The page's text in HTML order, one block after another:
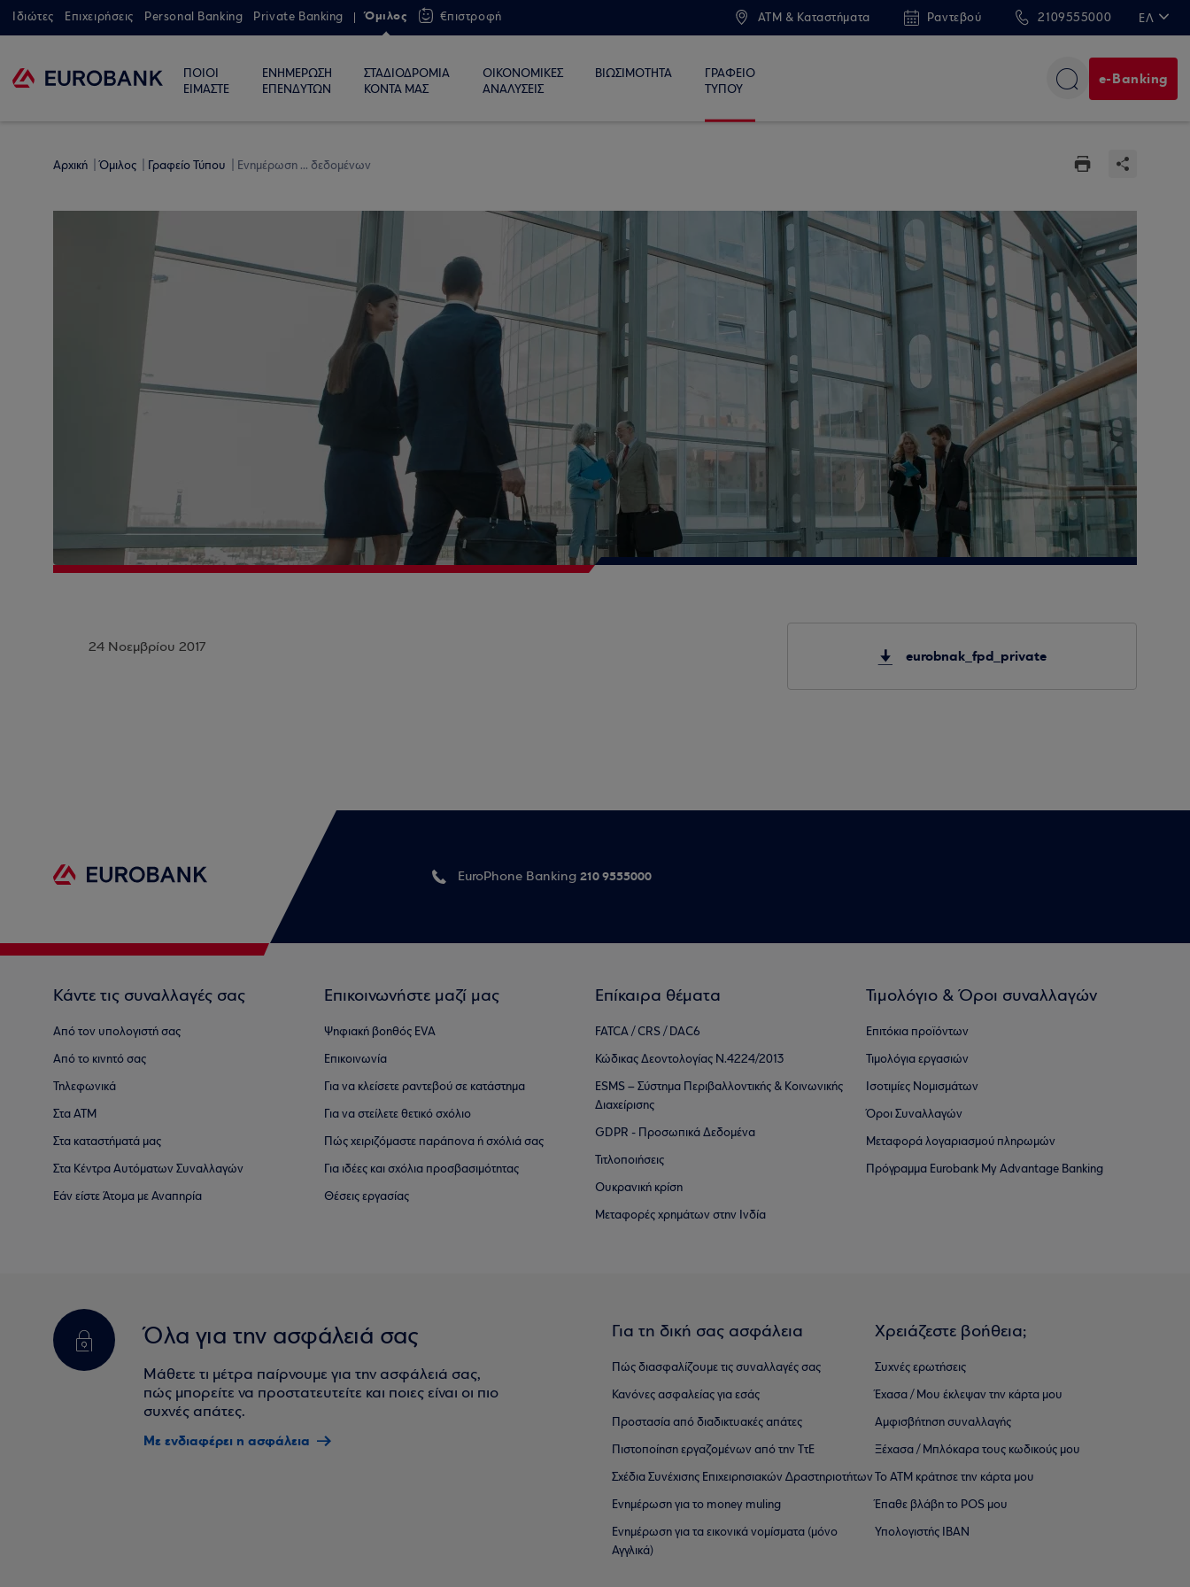
Ιδιώτες Επιχειρήσεις Personal Banking Private Banking Όμιλος €πιστροφή ATM & Καταστήματα Ραντεβού 2109555000 ΕΛ
ΠΟΙΟΙ
ΕΙΜΑΣΤΕ
ΕΝΗΜΕΡΩΣΗ
ΕΠΕΝΔΥΤΩΝ
ΣΤΑΔΙΟΔΡΟΜΙΑ
ΚΟΝΤΑ ΜΑΣ
ΟΙΚΟΝΟΜΙΚΕΣ
ΑΝΑΛΥΣΕΙΣ
ΒΙΩΣΙΜΟΤΗΤΑ
ΓΡΑΦΕΙΟ
ΤΥΠΟΥ
e-Banking
Αρχική Όμιλος Γραφείο Τύπου Ενημέρωση ... δεδομένων
24 Νοεμβρίου 2017 eurobnak_fpd_private
EuroPhone Banking 210 9555000
Κάντε τις συναλλαγές σας
Από τον υπολογιστή σας
Από το κινητό σας
Τηλεφωνικά
Στα ΑΤΜ
Στα καταστήματά μας
Στα Κέντρα Αυτόματων Συναλλαγών
Εάν είστε Άτομα με Αναπηρία
Επικοινωνήστε μαζί μας
Ψηφιακή βοηθός EVA
Επικοινωνία
Για να κλείσετε ραντεβού σε κατάστημα
Για να στείλετε θετικό σχόλιο
Πώς χειριζόμαστε παράπονα ή σχόλιά σας
Για ιδέες και σχόλια προσβασιμότητας
Θέσεις εργασίας
Επίκαιρα θέματα
FATCA / CRS / DAC6
Κώδικας Δεοντολογίας Ν.4224/2013
ESMS – Σύστημα Περιβαλλοντικής & Κοινωνικής
Διαχείρισης
GDPR - Προσωπικά Δεδομένα
Τιτλοποιήσεις
Ουκρανική κρίση
Μεταφορές χρημάτων στην Ινδία
Τιμολόγιο & Όροι συναλλαγών
Επιτόκια προϊόντων
Τιμολόγια εργασιών
Ισοτιμίες Νομισμάτων
Όροι Συναλλαγών
Μεταφορά λογαριασμού πληρωμών
Πρόγραμμα Eurobank My Advantage Banking
Όλα για την ασφάλειά σας
Μάθετε τι μέτρα παίρνουμε για την ασφάλειά σας,
πώς μπορείτε να προστατευτείτε και ποιες είναι οι πιο
συχνές απάτες.
Με ενδιαφέρει η ασφάλεια
Για τη δική σας ασφάλεια
Πώς διασφαλίζουμε τις συναλλαγές σας
Κανόνες ασφαλείας για εσάς
Προστασία από διαδικτυακές απάτες
Πιστοποίηση εργαζομένων από την ΤτΕ
Σχέδια Συνέχισης Επιχειρησιακών ∆ραστηριοτήτων
Ενημέρωση για το money muling
Ενημέρωση για τα εικονικά νομίσματα (μόνο
Αγγλικά)
Χρειάζεστε βοήθεια;
Συχνές ερωτήσεις
Έχασα / Μου έκλεψαν την κάρτα μου
Αμφισβήτηση συναλλαγής
Ξέχασα / Μπλόκαρα τους κωδικούς μου
Το ΑΤΜ κράτησε την κάρτα μου
Έπαθε βλάβη το POS μου
Υπολογιστής IBAN